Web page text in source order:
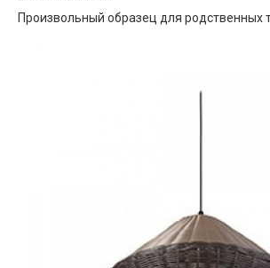
Произвольный образец для родственных